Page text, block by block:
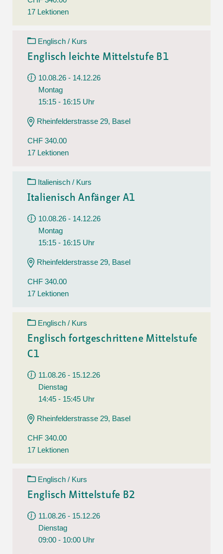
17 Lektionen
Englisch / Kurs
Englisch leichte Mittelstufe B1
10.08.26 - 14.12.26
Montag
15:15 - 16:15 Uhr
Rheinfelderstrasse 29, Basel
CHF 340.00
17 Lektionen
Italienisch / Kurs
Italienisch Anfänger A1
10.08.26 - 14.12.26
Montag
15:15 - 16:15 Uhr
Rheinfelderstrasse 29, Basel
CHF 340.00
17 Lektionen
Englisch / Kurs
Englisch fortgeschrittene Mittelstufe
C1
11.08.26 - 15.12.26
Dienstag
14:45 - 15:45 Uhr
Rheinfelderstrasse 29, Basel
CHF 340.00
17 Lektionen
Englisch / Kurs
Englisch Mittelstufe B2
11.08.26 - 15.12.26
Dienstag
09:00 - 10:00 Uhr